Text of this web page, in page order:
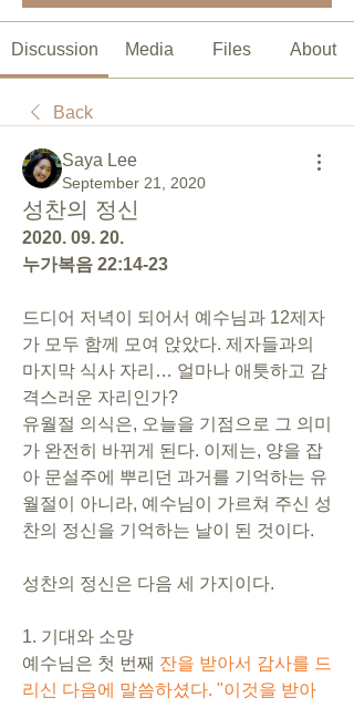
Discussion Media Files About
Back
Saya Lee
September 21, 2020
성찬의 정신
2020. 09. 20.
누가복음 22:14-23
드디어 저녁이 되어서 예수님과 12제자
가 모두 함께 모여 앉았다. 제자들과의
마지막 식사 자리… 얼마나 애틋하고 감
격스러운 자리인가?
유월절 의식은, 오늘을 기점으로 그 의미
가 완전히 바뀌게 된다. 이제는, 양을 잡
아 문설주에 뿌리던 과거를 기억하는 유
월절이 아니라, 예수님이 가르쳐 주신 성
찬의 정신을 기억하는 날이 된 것이다.
성찬의 정신은 다음 세 가지이다.
1. 기대와 소망
예수님은 첫 번째 잔을 받아서 감사를 드
리신 다음에 말씀하셨다. "이것을 받아